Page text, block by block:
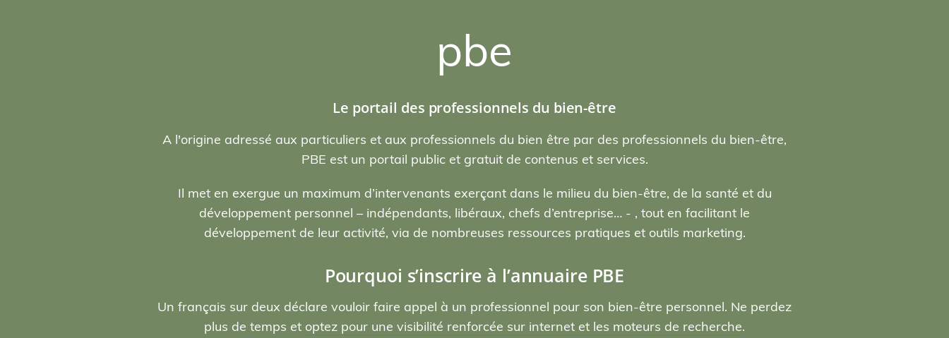
pbe
Le portail des professionnels du bien-être
A l'origine adressé aux particuliers et aux professionnels du bien être par des professionnels du bien-être,
PBE est un portail public et gratuit de contenus et services.
Il met en exergue un maximum d’intervenants exerçant dans le milieu du bien-être, de la santé et du
développement personnel – indépendants, libéraux, chefs d’entreprise… - , tout en facilitant le
développement de leur activité, via de nombreuses ressources pratiques et outils marketing.
Pourquoi s’inscrire à l’annuaire PBE
Un français sur deux déclare vouloir faire appel à un professionnel pour son bien-être personnel. Ne perdez
plus de temps et optez pour une visibilité renforcée sur internet et les moteurs de recherche.